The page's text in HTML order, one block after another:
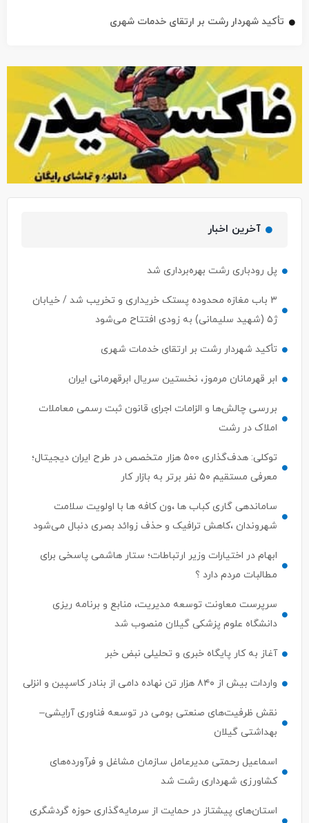
تأکید شهردار رشت بر ارتقای خدمات شهری
آخرین اخبار
پل رودباری رشت بهره‌برداری شد
۳ باب مغازه محدوده پستک خریداری و تخریب شد / خیابان
ژ۵ (شهید سلیمانی) به زودی افتتاح می‌شود
تأکید شهردار رشت بر ارتقای خدمات شهری
ابر قهرمانان مرموز، نخستین سریال ابرقهرمانی ایران
بررسی چالش‌ها و الزامات اجرای قانون ثبت رسمی معاملات
املاک در رشت
توکلی: هدف‌گذاری ۵۰۰ هزار متخصص در طرح ایران دیجیتال؛
معرفی مستقیم ۵۰ نفر برتر به بازار کار
ساماندهی گاری کباب ها ،ون کافه ها با اولویت سلامت
شهروندان ،کاهش ترافیک و حذف زوائد بصری دنبال می‌شود
ابهام در اختیارات وزیر ارتباطات؛ ستار هاشمی پاسخی برای
مطالبات مردم دارد ؟
سرپرست معاونت توسعه مدیریت، منابع و برنامه ریزی
دانشگاه علوم پزشکی گیلان منصوب شد
آغاز به کار پایگاه خبری و تحلیلی نبض خبر
واردات بیش از ۸۴۰ هزار تن نهاده دامی از بنادر كاسپین و انزلی
نقش ظرفیت‌های صنعتی بومی در توسعه فناوری آرایشی–
بهداشتی گیلان
اسماعیل رحمتی مدیرعامل سازمان مشاغل و فرآورده‌های
کشاورزی شهرداری رشت شد
استان‌های پیشتاز در حمایت از سرمایه‌گذاری حوزه گردشگری